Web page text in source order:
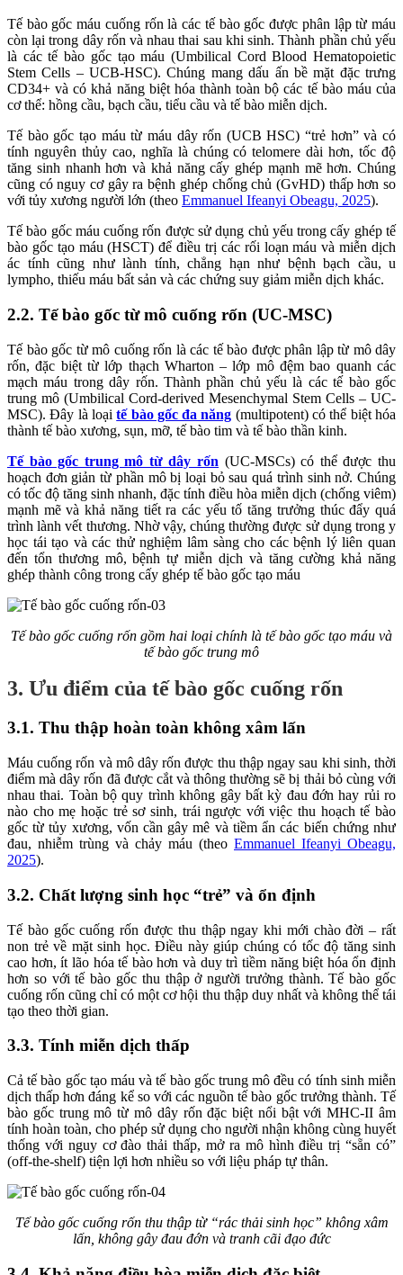
Tế bào gốc máu cuống rốn là các tế bào gốc được phân lập từ máu
còn lại trong dây rốn và nhau thai sau khi sinh. Thành phần chủ yếu
là các tế bào gốc tạo máu (Umbilical Cord Blood Hematopoietic
Stem Cells – UCB-HSC). Chúng mang dấu ấn bề mặt đặc trưng
CD34+ và có khả năng biệt hóa thành toàn bộ các tế bào máu của
cơ thể: hồng cầu, bạch cầu, tiểu cầu và tế bào miễn dịch.
Tế bào gốc tạo máu từ máu dây rốn (UCB HSC) “trẻ hơn” và có
tính nguyên thủy cao, nghĩa là chúng có telomere dài hơn, tốc độ
tăng sinh nhanh hơn và khả năng cấy ghép mạnh mẽ hơn. Chúng
cũng có nguy cơ gây ra bệnh ghép chống chủ (GvHD) thấp hơn so
với tủy xương người lớn (theo Emmanuel Ifeanyi Obeagu, 2025).
Tế bào gốc máu cuống rốn được sử dụng chủ yếu trong cấy ghép tế
bào gốc tạo máu (HSCT) để điều trị các rối loạn máu và miễn dịch
ác tính cũng như lành tính, chẳng hạn như bệnh bạch cầu, u
lympho, thiếu máu bất sản và các chứng suy giảm miễn dịch khác.
2.2. Tế bào gốc từ mô cuống rốn (UC-MSC)
Tế bào gốc từ mô cuống rốn là các tế bào được phân lập từ mô dây
rốn, đặc biệt từ lớp thạch Wharton – lớp mô đệm bao quanh các
mạch máu trong dây rốn. Thành phần chủ yếu là các tế bào gốc
trung mô (Umbilical Cord-derived Mesenchymal Stem Cells – UC-
MSC). Đây là loạitế bào gốc đa năng (multipotent) có thể biệt hóa
thành tế bào xương, sụn, mỡ, tế bào tim và tế bào thần kinh.
Tế bào gốc trung mô từ dây rốn (UC-MSCs) có thể được thu
hoạch đơn giản từ phần mô bị loại bỏ sau quá trình sinh nở. Chúng
có tốc độ tăng sinh nhanh, đặc tính điều hòa miễn dịch (chống viêm)
mạnh mẽ và khả năng tiết ra các yếu tố tăng trưởng thúc đẩy quá
trình lành vết thương. Nhờ vậy, chúng thường được sử dụng trong y
học tái tạo và các thử nghiệm lâm sàng cho các bệnh lý liên quan
đến tổn thương mô, bệnh tự miễn dịch và tăng cường khả năng
ghép thành công trong cấy ghép tế bào gốc tạo máu
Tế bào gốc cuống rốn gồm hai loại chính là tế bào gốc tạo máu và
tế bào gốc trung mô
3. Ưu điểm của tế bào gốc cuống rốn
3.1. Thu thập hoàn toàn không xâm lấn
Máu cuống rốn và mô dây rốn được thu thập ngay sau khi sinh, thời
điểm mà dây rốn đã được cắt và thông thường sẽ bị thải bỏ cùng với
nhau thai. Toàn bộ quy trình không gây bất kỳ đau đớn hay rủi ro
nào cho mẹ hoặc trẻ sơ sinh, trái ngược với việc thu hoạch tế bào
gốc từ tủy xương, vốn cần gây mê và tiềm ẩn các biến chứng như
đau, nhiễm trùng và chảy máu (theo Emmanuel Ifeanyi Obeagu,
2025).
3.2. Chất lượng sinh học “trẻ” và ổn định
Tế bào gốc cuống rốn được thu thập ngay khi mới chào đời – rất
non trẻ về mặt sinh học. Điều này giúp chúng có tốc độ tăng sinh
cao hơn, ít lão hóa tế bào hơn và duy trì tiềm năng biệt hóa ổn định
hơn so với tế bào gốc thu thập ở người trưởng thành. Tế bào gốc
cuống rốn cũng chỉ có một cơ hội thu thập duy nhất và không thể tái
tạo theo thời gian.
3.3. Tính miễn dịch thấp
Cả tế bào gốc tạo máu và tế bào gốc trung mô đều có tính sinh miễn
dịch thấp hơn đáng kể so với các nguồn tế bào gốc trưởng thành. Tế
bào gốc trung mô từ mô dây rốn đặc biệt nổi bật với MHC-II âm
tính hoàn toàn, cho phép sử dụng cho người nhận không cùng huyết
thống với nguy cơ đào thải thấp, mở ra mô hình điều trị “sẵn có”
(off-the-shelf) tiện lợi hơn nhiều so với liệu pháp tự thân.
Tế bào gốc cuống rốn thu thập từ “rác thải sinh học” không xâm
lấn, không gây đau đớn và tranh cãi đạo đức